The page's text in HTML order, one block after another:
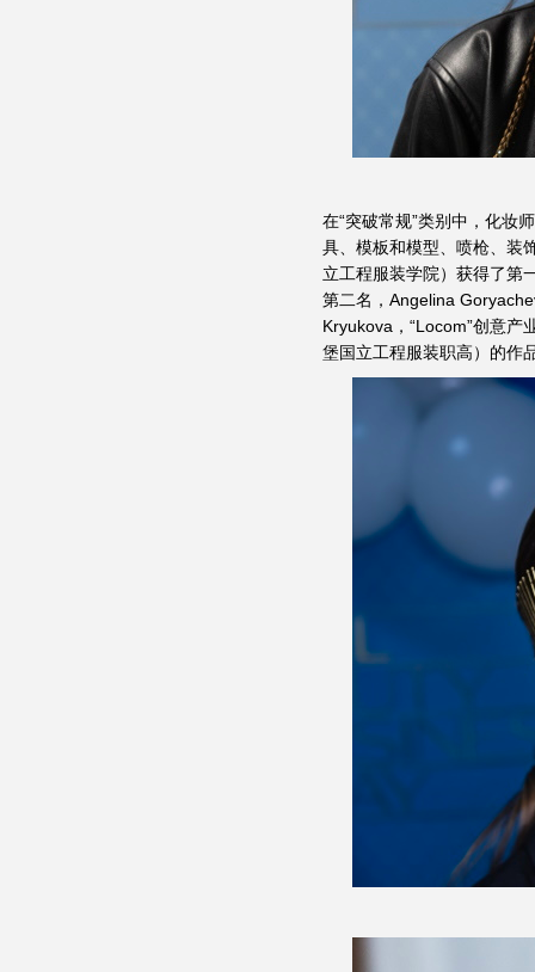
在“突破常规”类别中，化妆
具、模板和模型、喷枪、装
立工程服装学院）获得了第
第二名，Angelina
Kryukova，“Locom”创意产
堡国立工程服装职高）的作